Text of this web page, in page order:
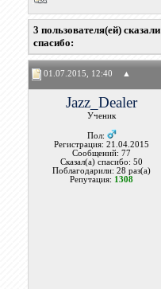
3 пользователя(ей) сказали
cпасибо:
01.07.2015, 12:40 ▲
Jazz_Dealer
Ученик
Пол:
Регистрация: 21.04.2015
Сообщений: 77
Сказал(а) спасибо: 50
Поблагодарили: 28 раз(а)
Репутация: 1308